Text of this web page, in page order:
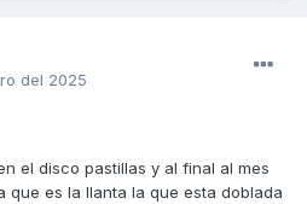
del 2025
el disco pastillas y al final al mes
que es la llanta la que esta doblada